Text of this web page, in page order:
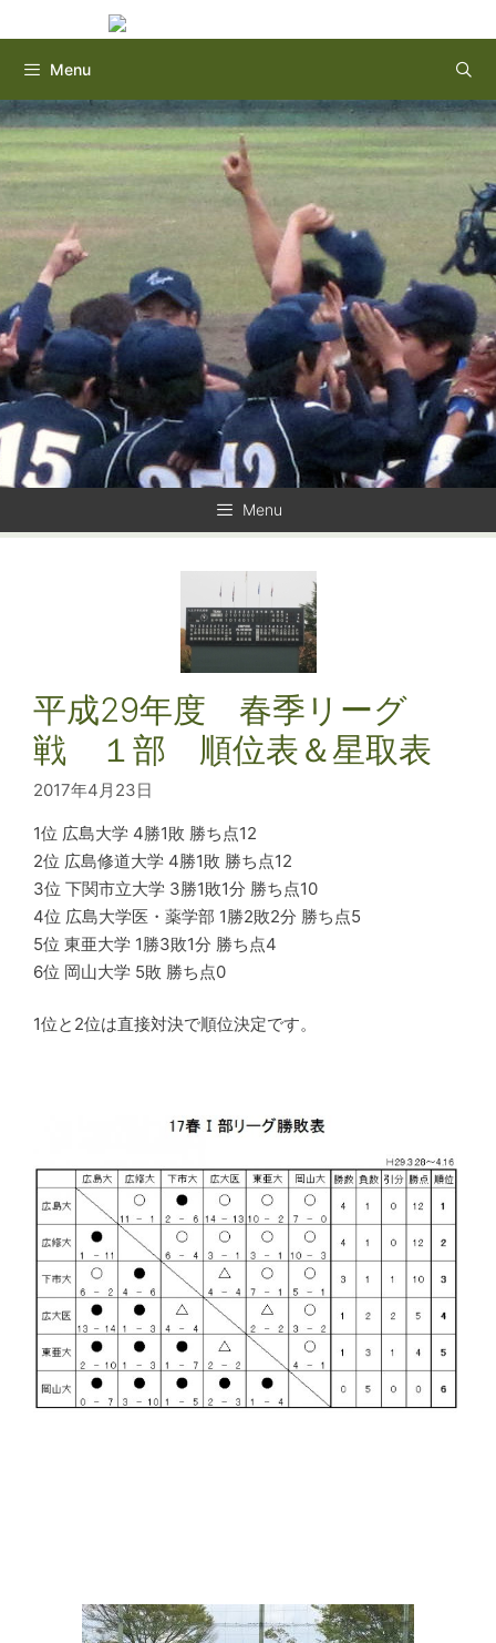
ン
ン
ツ
へ
ス
キ
ッ
Menu
Menu
平成29年度 春季リーグ
戦 １部 順位表＆星取表
2017年4月23日
1位 広島大学 4勝1敗 勝ち点12
2位 広島修道大学 4勝1敗 勝ち点12
3位 下関市立大学 3勝1敗1分 勝ち点10
4位 広島大学医・薬学部 1勝2敗2分 勝ち点5
5位 東亜大学 1勝3敗1分 勝ち点4
6位 岡山大学 5敗 勝ち点0
1位と2位は直接対決で順位決定です。